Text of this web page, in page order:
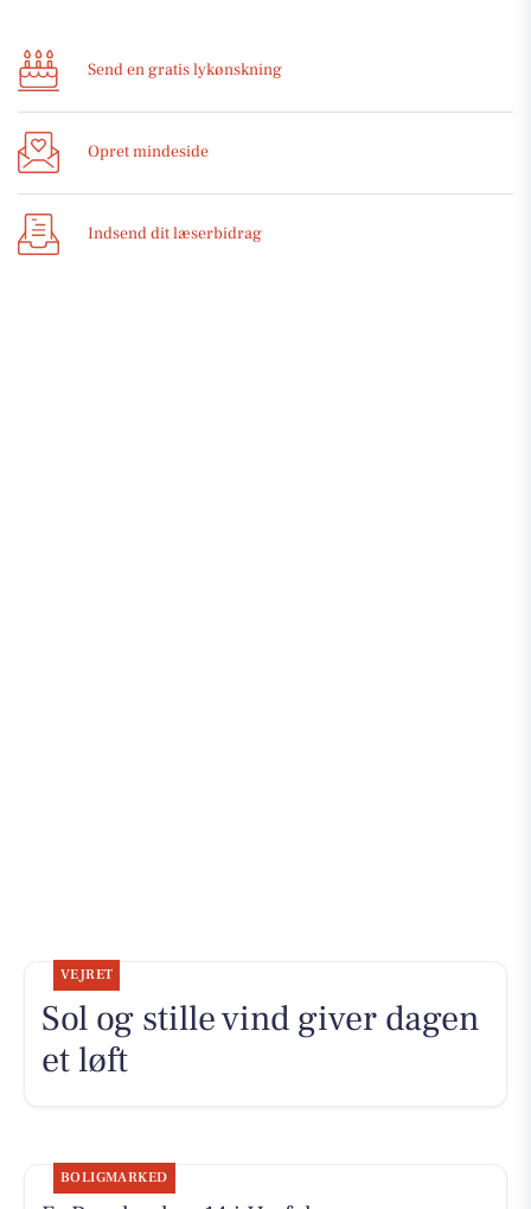
Send en gratis lykønskning
Opret mindeside
Indsend dit læserbidrag
VEJRET
Sol og stille vind giver dagen
et løft
BOLIGMARKED